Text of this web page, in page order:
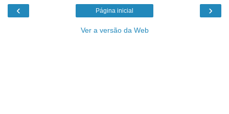
‹ ›
Página inicial
Ver a versão da Web